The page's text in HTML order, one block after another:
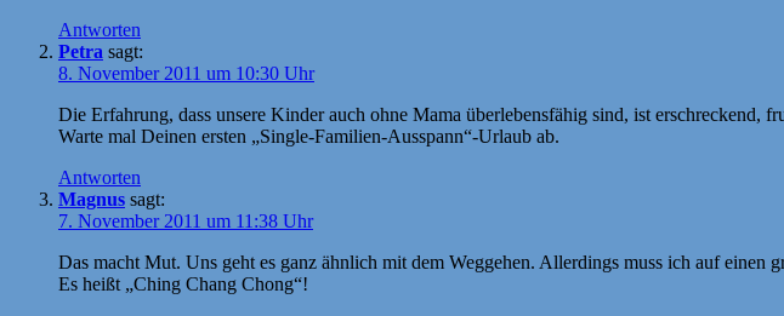
Antworten
Petra sagt:
8. November 2011 um 10:30 Uhr
Die Erfahrung, dass unsere Kinder auch ohne Mama überlebensfähig sind, ist erschreckend,
Warte mal Deinen ersten „Single-Familien-Ausspann“-Urlaub ab.
Antworten
Magnus sagt:
7. November 2011 um 11:38 Uhr
Das macht Mut. Uns geht es ganz ähnlich mit dem Weggehen. Allerdings muss ich auf einen
Es heißt „Ching Chang Chong“!